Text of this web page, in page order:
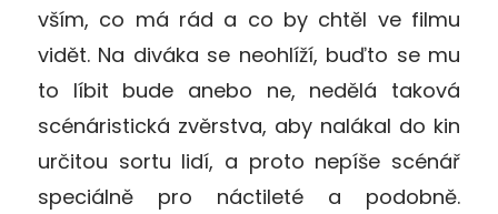
vším, co má rád a co by chtěl ve filmu
vidět. Na diváka se neohlíží, buďto se mu
to líbit bude anebo ne, nedělá taková
scénáristická zvěrstva, aby nalákal do kin
určitou sortu lidí, a proto nepíše scénář
speciálně pro náctileté a podobně.